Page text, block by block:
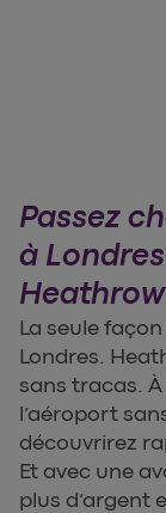
Passez
à
La seule
Londres.
sans tracas.
l’aéroport
découvrirez
Et avec une
plus d’argent